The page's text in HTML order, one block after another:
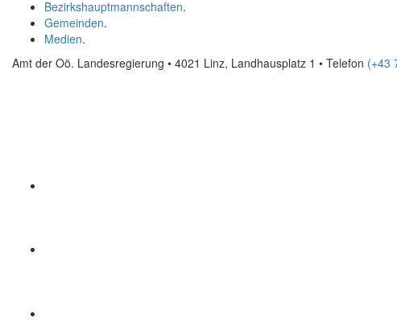
Bezirkshauptmannschaften.
Gemeinden.
Medien.
Amt der Oö. Landesregierung • 4021 Linz, Landhausplatz 1 • Telefon (+43